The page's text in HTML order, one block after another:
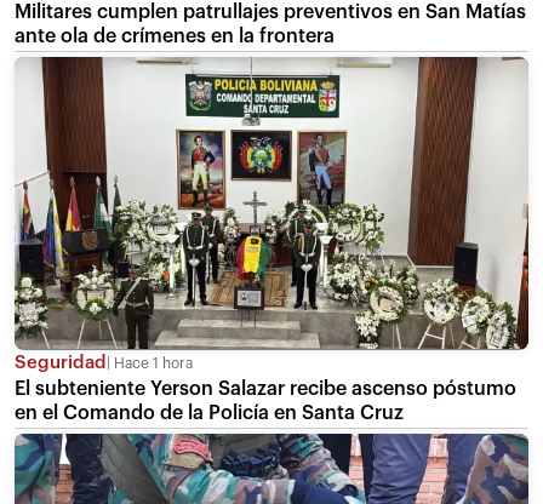
Militares cumplen patrullajes preventivos en San Matías
ante ola de crímenes en la frontera
Seguridad Hace 1 hora
El subteniente Yerson Salazar recibe ascenso póstumo
en el Comando de la Policía en Santa Cruz